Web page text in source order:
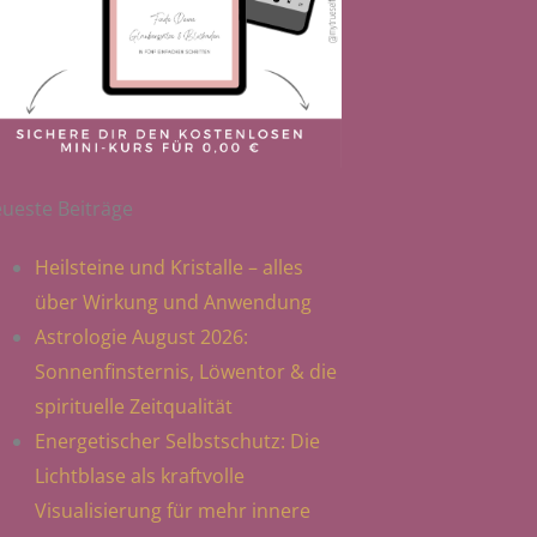
Beiträge
Heilsteine und Kristalle – alles
über Wirkung und Anwendung
Astrologie August 2026:
Sonnenfinsternis, Löwentor & die
spirituelle Zeitqualität
Energetischer Selbstschutz: Die
Lichtblase als kraftvolle
Visualisierung für mehr innere